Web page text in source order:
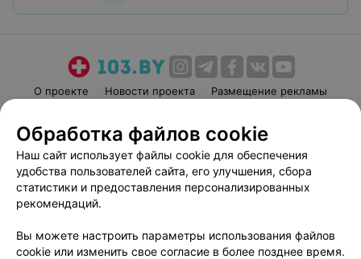
О проекте Новости проекта
Размещение рекламы
Пользовательское соглашение
Способы оплаты
Вакансии
Партнеры
Написать руководителю 103.by
Обработка персональных данных
Обработка файлов cookie
Наш сайт использует файлы cookie для обеспечения
удобства пользователей сайта, его улучшения, сбора
статистики и предоставления персонализированных
рекомендаций.
Вы можете настроить параметры использования файлов
cookie или изменить свое согласие в более позднее время.